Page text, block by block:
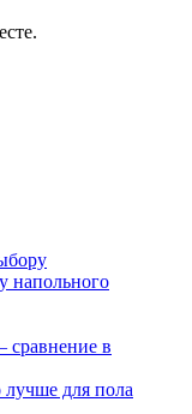
напольного
лучше для пола